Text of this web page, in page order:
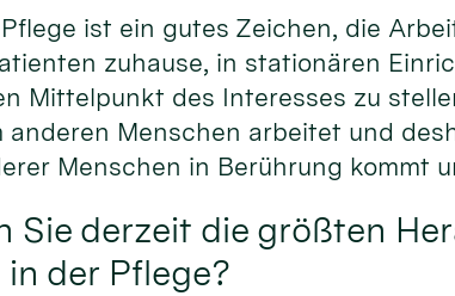
ist ein gutes Zeichen, die
zuhause, in stationären
Mittelpunkt des Interesses zu
anderen Menschen arbeitet und
Menschen in Berührung kommt
Sie derzeit die größten
der Pflege?